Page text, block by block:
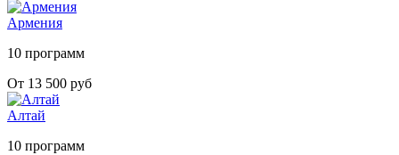
Армения
10 программ
От 13 500 руб
Алтай
10 программ